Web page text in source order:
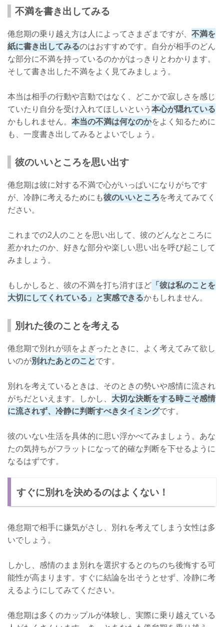
不満を書き出してみる
倦怠期の乗り越え方は人によってさまざまですが、 不満を
紙に書き出してみるのはおすすめです。自分が相手のどん
な部分に不満を持っているのかがはっきりとわかります。
そして書き出した不満をよく見てみましょう。
本当は相手の行動や言動ではなく、どこかで寂しさを感じ
ていたり自分を受け入れてほしいという本心が隠れている
かもしれません。 本当の不満は何なのかをよく知るために
も、一度書き出してみるとよいでしょう。
彼のいいところを思い出す
倦怠期は彼に対する不満で心がいっぱいになりがちです
が、冷静に考えるためにも彼のいいところを考えてみてく
ださい。
これまでの2人のことを思い出して、彼のどんなところに
惹かれたのか、好きな部分や楽しい思い出を呼び起こして
みましょう。
もしかしると、彼の不満を打ち消すほど 「彼は私のことを
大切にしてくれている」と実感できるかもしれません。
別れた後のことを考える
倦怠期で別れが頭をよぎったときに、よく考えてみて欲し
いのが別れたあとのことです。
別れを考えているときは、そのときの勢いや感情に流され
がちだといえます。しかし、 大切な決断をする時こそ感情
に流されず、冷静に判断すべきタイミングです。
彼のいない生活を具体的に思い浮かべてみましょう。あな
たの気持ちがフラットになって的確な判断を下せるように
なるはずです。
すぐに別れを決めるのはよくない！
倦怠期で相手に嫌気がさし、別れを考えてしまう女性は多
いでしょう。
しかし、感情のまま別れを選択するとのちのち後悔する可
能性が高まります。すぐに結論を出そうとせず、冷静に考
えるようにしてみてください。
倦怠期は多くのカップルが体験し、実際に乗り越えている